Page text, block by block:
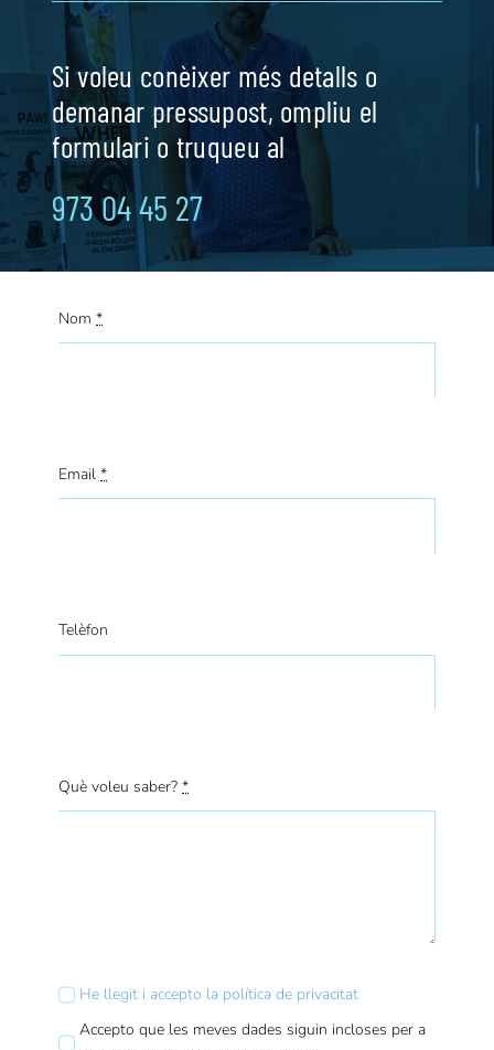
Si voleu conèixer més detalls o
demanar pressupost, ompliu el
formulari o truqueu al
973 04 45 27
Nom*
Email*
Telèfon
Què voleu saber?*
He llegit i accepto la política de privacitat
Accepto que les meves dades siguin incloses per a